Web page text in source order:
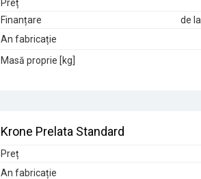
Preț
Finanțare
de la
An fabricație
Masă proprie [kg]
Krone Prelata Standard
Preț
An fabricație